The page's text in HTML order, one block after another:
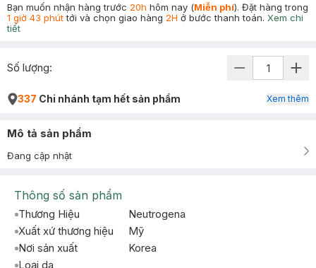
Bạn muốn nhận hàng trước 20h hôm nay (Miễn phí). Đặt hàng trong
1 giờ 43 phúttới và chọn giao hàng 2H ở bước thanh toán. Xem chi
tiết
Số lượng:
337 Chi nhánh tạm hết sản phẩm Xem thêm
Mô tả sản phẩm
Đang cập nhật
Thông số sản phẩm
Thương Hiệu
Neutrogena
Xuất xứ thương hiệu
Mỹ
Nơi sản xuất
Korea
Loại da